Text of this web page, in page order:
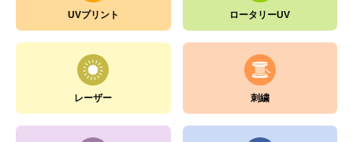
UVプリント ロータリーUV
レーザー 刺繍